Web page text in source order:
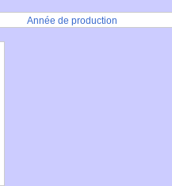
Année de production